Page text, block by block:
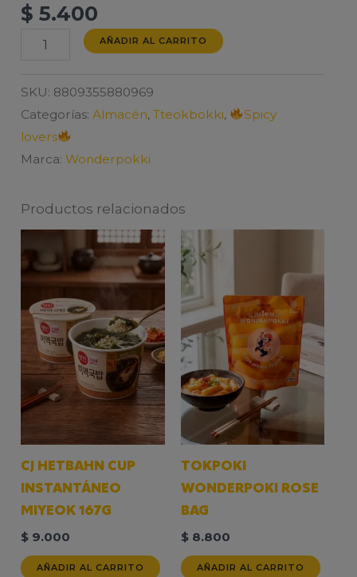
$ 5.400
TOKPOKI
JJJANG
CUP
cantidad
AÑADIR AL CARRITO
SKU: 8809355880969
Categorías:Almacén,Tteokbokki,
Spicy
lovers
Marca:Wonderpokki
Productos relacionados
CJ HETBAHN CUP
INSTANTÁNEO
MIYEOK 167G
$ 9.000
AÑADIR AL CARRITO
TOKPOKI
WONDERPOKI ROSE
BAG
$8.800
AÑADIR AL CARRITO